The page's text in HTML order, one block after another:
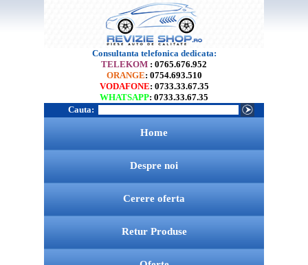
Consultanta telefonica dedicata:
TELEKOM : 0765.676.952
ORANGE: 0754.693.510
VODAFONE: 0733.33.67.35
WHATSAPP: 0733.33.67.35
Cauta:
Home
Despre noi
Cerere oferta
Retur Produse